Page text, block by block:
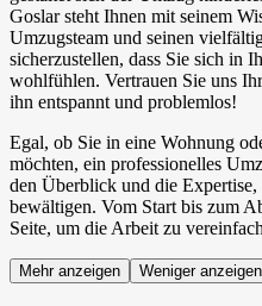
Goslar steht Ihnen mit seinem
Umzugsteam und seinen
sicherzustellen, dass Sie sich in
wohlfühlen. Vertrauen Sie uns
ihn entspannt und problemlos!
Egal, ob Sie in eine Wohnung
möchten, ein professionelles
den Überblick und die
bewältigen. Vom Start bis zum
Seite, um die Arbeit zu
Mehr anzeigen Weniger anzeigen